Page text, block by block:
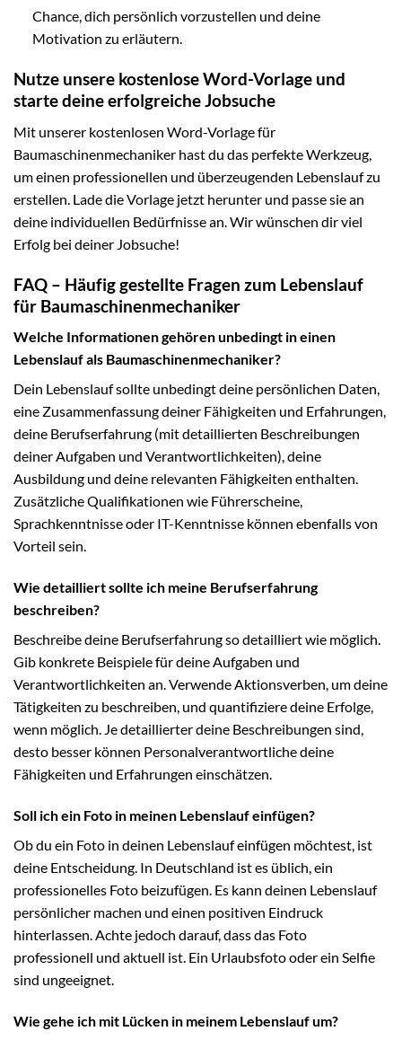
Chance, dich persönlich vorzustellen und deine
Motivation zu erläutern.
Nutze unsere kostenlose Word-Vorlage und
starte deine erfolgreiche Jobsuche
Mit unserer kostenlosen Word-Vorlage für
Baumaschinenmechaniker hast du das perfekte Werkzeug,
um einen professionellen und überzeugenden Lebenslauf zu
erstellen. Lade die Vorlage jetzt herunter und passe sie an
deine individuellen Bedürfnisse an. Wir wünschen dir viel
Erfolg bei deiner Jobsuche!
FAQ – Häufig gestellte Fragen zum Lebenslauf
für Baumaschinenmechaniker
Welche Informationen gehören unbedingt in einen
Lebenslauf als Baumaschinenmechaniker?
Dein Lebenslauf sollte unbedingt deine persönlichen Daten,
eine Zusammenfassung deiner Fähigkeiten und Erfahrungen,
deine Berufserfahrung (mit detaillierten Beschreibungen
deiner Aufgaben und Verantwortlichkeiten), deine
Ausbildung und deine relevanten Fähigkeiten enthalten.
Zusätzliche Qualifikationen wie Führerscheine,
Sprachkenntnisse oder IT-Kenntnisse können ebenfalls von
Vorteil sein.
Wie detailliert sollte ich meine Berufserfahrung
beschreiben?
Beschreibe deine Berufserfahrung so detailliert wie möglich.
Gib konkrete Beispiele für deine Aufgaben und
Verantwortlichkeiten an. Verwende Aktionsverben, um deine
Tätigkeiten zu beschreiben, und quantifiziere deine Erfolge,
wenn möglich. Je detaillierter deine Beschreibungen sind,
desto besser können Personalverantwortliche deine
Fähigkeiten und Erfahrungen einschätzen.
Soll ich ein Foto in meinen Lebenslauf einfügen?
Ob du ein Foto in deinen Lebenslauf einfügen möchtest, ist
deine Entscheidung. In Deutschland ist es üblich, ein
professionelles Foto beizufügen. Es kann deinen Lebenslauf
persönlicher machen und einen positiven Eindruck
hinterlassen. Achte jedoch darauf, dass das Foto
professionell und aktuell ist. Ein Urlaubsfoto oder ein Selfie
sind ungeeignet.
Wie gehe ich mit Lücken in meinem Lebenslauf um?